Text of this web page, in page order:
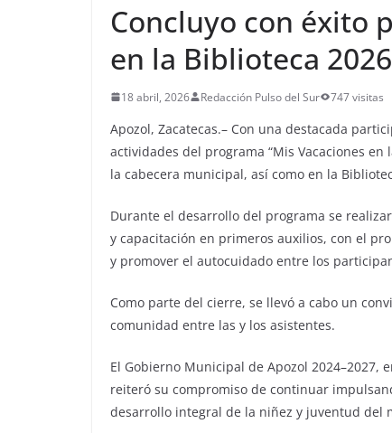
Concluyo con éxito
en la Biblioteca
18 abril, 2026 Redacción Pulso del Sur 747 visitas
Apozol, Zacatecas.– Con una destacada
actividades del programa “Mis Vacaciones en
la cabecera municipal, así como en la
Durante el desarrollo del programa se
y capacitación en primeros auxilios, con el
y promover el autocuidado entre los
Como parte del cierre, se llevó a cabo un
comunidad entre las y los asistentes.
El Gobierno Municipal de Apozol 2024–2027,
reiteró su compromiso de continuar
desarrollo integral de la niñez y juventud del